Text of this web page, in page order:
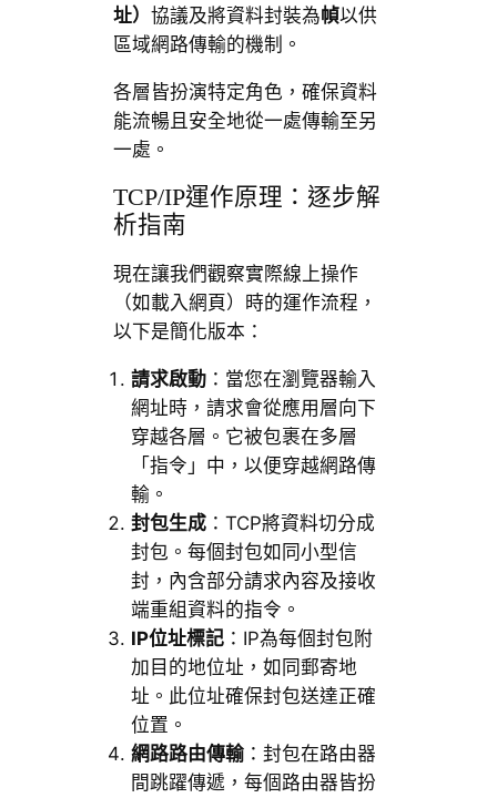
址） 協議及將資料封裝為幀以供
區域網路傳輸的機制。
各層皆扮演特定角色，確保資料
能流暢且安全地從一處傳輸至另
一處。
TCP/IP運作原理：逐步解
析指南
現在讓我們觀察實際線上操作
（如載入網頁）時的運作流程，
以下是簡化版本：
請求啟動：當您在瀏覽器輸入
網址時，請求會從應用層向下
穿越各層。它被包裹在多層
「指令」中，以便穿越網路傳
輸。
封包生成：TCP將資料切分成
封包。每個封包如同小型信
封，內含部分請求內容及接收
端重組資料的指令。
IP位址標記：IP為每個封包附
加目的地位址，如同郵寄地
址。此位址確保封包送達正確
位置。
網路路由傳輸：封包在路由器
間跳躍傳遞，每個路由器皆扮